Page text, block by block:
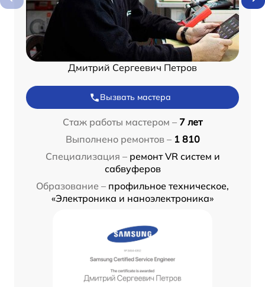
Дмитрий Сергеевич Петров
Вызвать мастера
Стаж работы мастером – 7 лет
Выполнено ремонтов – 1 810
Специализация – ремонт VR систем и
сабвуферов
Образование – профильное техническое,
«Электроника и наноэлектроника»